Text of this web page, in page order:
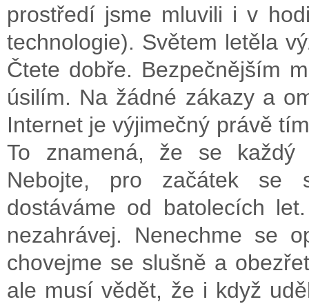
prostředí jsme mluvili i v
technologie). Světem letěla
Čtete dobře. Bezpečnějším
úsilím. Na žádné zákazy a
Internet je výjimečný právě
To znamená, že se každý
Nebojte, pro začátek se
dostáváme od batolecích
nezahrávej. Nenechme se
chovejme se slušně a
ale musí vědět, že i když